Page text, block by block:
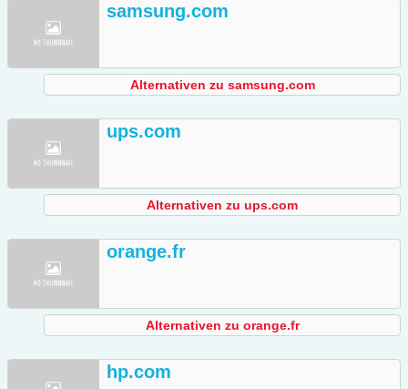
samsung.com
Alternativen zu samsung.com
ups.com
Alternativen zu ups.com
orange.fr
Alternativen zu orange.fr
hp.com